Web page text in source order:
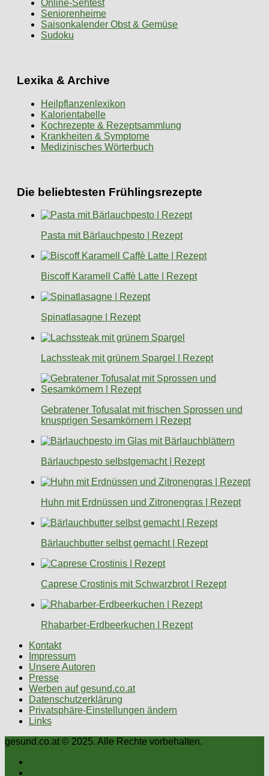
Online-Sehtest
Seniorenheime
Saisonkalender Obst & Gemüse
Sudoku
Lexika & Archive
Heilpflanzenlexikon
Kalorientabelle
Kochrezepte & Rezeptsammlung
Krankheiten & Symptome
Medizinisches Wörterbuch
Die beliebtesten Frühlingsrezepte
Pasta mit Bärlauchpesto | Rezept
Biscoff Karamell Caffè Latte | Rezept
Spinatlasagne | Rezept
Lachssteak mit grünem Spargel | Rezept
Gebratener Tofusalat mit frischen Sprossen und
knusprigen Sesamkörnern | Rezept
Bärlauchpesto selbstgemacht | Rezept
Huhn mit Erdnüssen und Zitronengras | Rezept
Bärlauchbutter selbst gemacht | Rezept
Caprese Crostinis mit Schwarzbrot | Rezept
Rhabarber-Erdbeerkuchen | Rezept
Kontakt
Impressum
Unsere Autoren
Presse
Werben auf gesund.co.at
Datenschutzerklärung
Privatsphäre-Einstellungen ändern
Links
gesund.co.at © 2025. Alle Rechte vorbehalten.